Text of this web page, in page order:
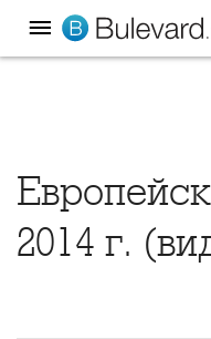
2014 г.